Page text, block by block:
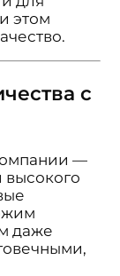
этом
с
—
высокого
даже